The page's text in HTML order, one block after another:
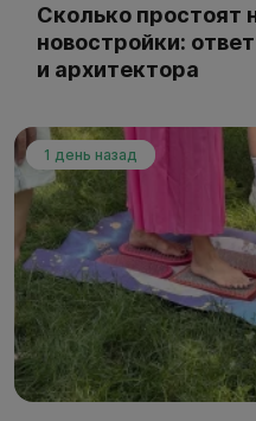
Сколько простоят
новостройки:
и архитектора
1 день назад